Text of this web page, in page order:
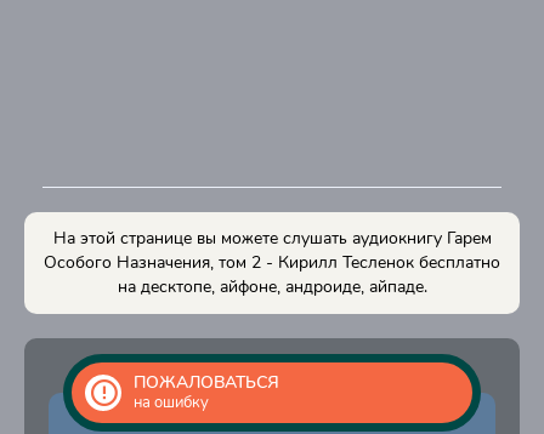
16
17
19
20
21
На этой странице вы можете слушать аудиокнигу Гарем
Особого Назначения, том 2 - Кирилл Тесленок бесплатно
на десктопе, айфоне, андроиде, айпаде.
ПОЖАЛОВАТЬСЯ
на ошибку